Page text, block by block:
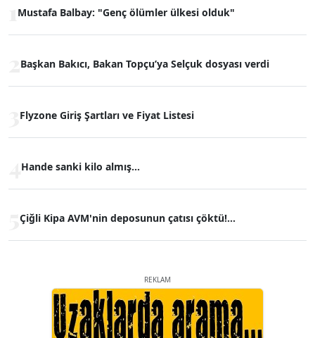
Mustafa Balbay: "Genç ölümler ülkesi olduk"
Başkan Bakıcı, Bakan Topçu’ya Selçuk dosyası verdi
Flyzone Giriş Şartları ve Fiyat Listesi
Hande sanki kilo almış...
Çiğli Kipa AVM'nin deposunun çatısı çöktü!...
REKLAM